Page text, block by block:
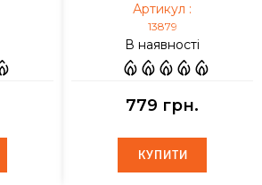
Артикул :
13879
В наявності
779 грн.
КУПИТИ
КУПИТИ